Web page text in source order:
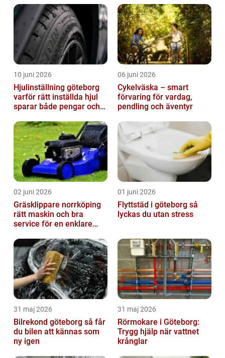
10 juni 2026
Hjulinställning göteborg
varför rätt inställda hjul
sparar både pengar och
06 juni 2026
Cykelväska – smart
förvaring för vardag,
pendling och äventyr
02 juni 2026
Gräsklippare norrköping
rätt maskin och bra
service för en enklare
01 juni 2026
Flyttstäd i göteborg så
lyckas du utan stress
31 maj 2026
Bilrekond göteborg så får
du bilen att kännas som
ny igen
31 maj 2026
Rörmokare i Göteborg:
Trygg hjälp när vattnet
krånglar